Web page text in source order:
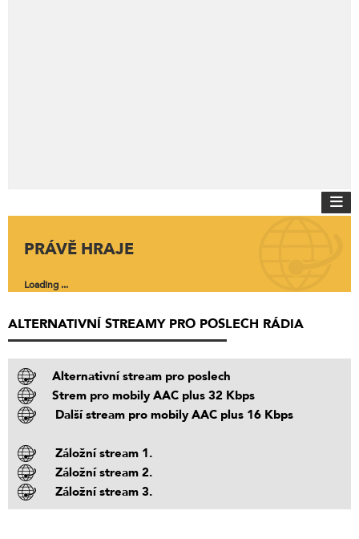
PRÁVĚ HRAJE
Loading ...
ALTERNATIVNÍ STREAMY PRO POSLECH RÁDIA
Alternativní stream pro poslech
Strem pro mobily AAC plus 32 Kbps
Další stream pro mobily AAC plus 16 Kbps
Záložní stream 1.
Záložní stream 2.
Záložní stream 3.